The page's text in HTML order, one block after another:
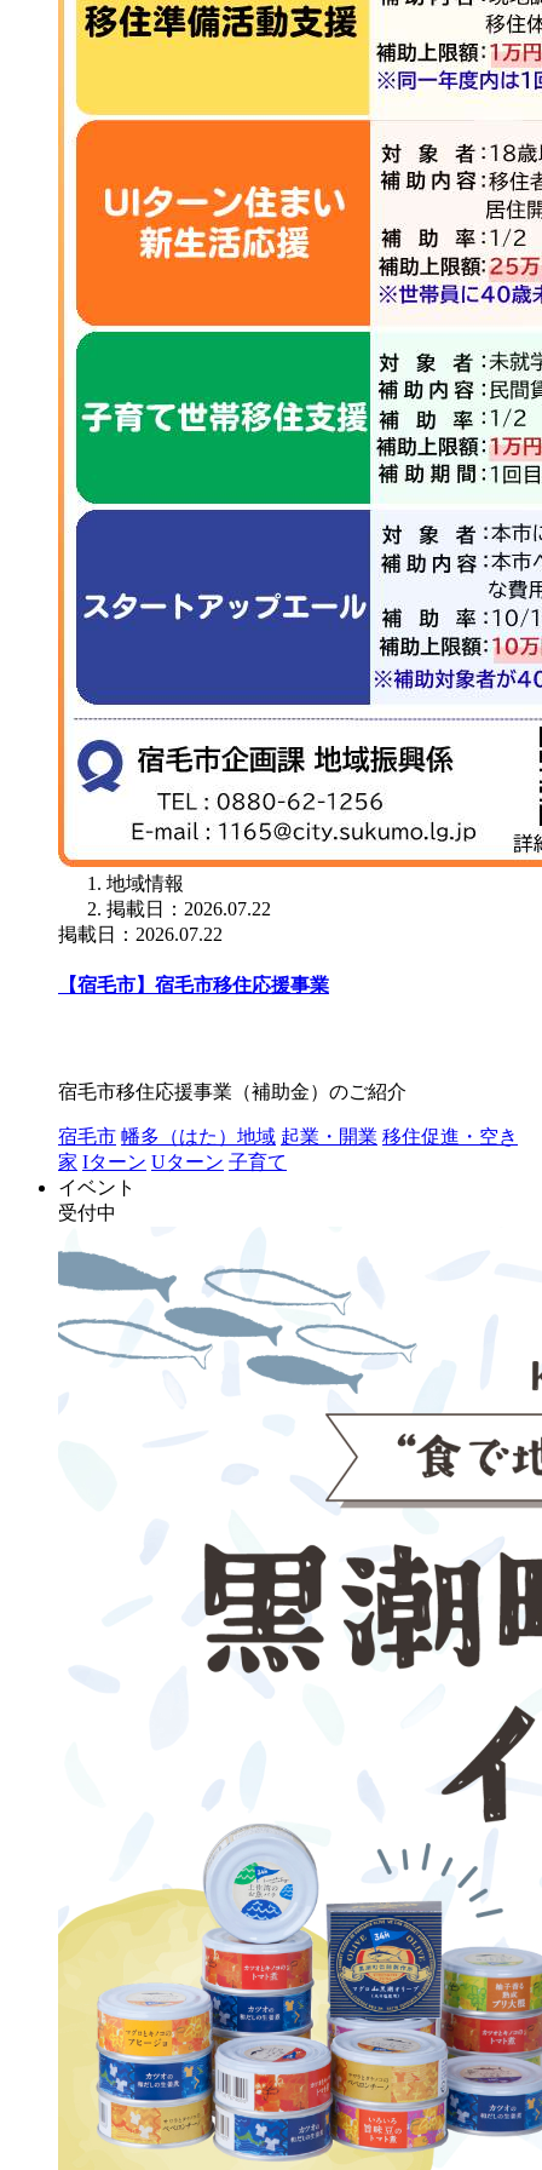
地域情報
掲載日：2026.07.22
掲載日：2026.07.22
【宿毛市】宿毛市移住応援事業
宿毛市移住応援事業（補助金）のご紹介
宿毛市 幡多（はた）地域 起業・開業 移住促進・空き
家 Iターン Uターン 子育て
イベント
受付中